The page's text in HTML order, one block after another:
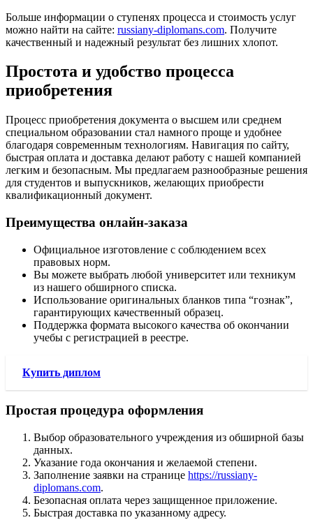
Больше информации о ступенях процесса и стоимость услуг
можно найти на сайте: russiany-diplomans.com. Получите
качественный и надежный результат без лишних хлопот.
Простота и удобство процесса
приобретения
Процесс приобретения документа о высшем или среднем
специальном образовании стал намного проще и удобнее
благодаря современным технологиям. Навигация по сайту,
быстрая оплата и доставка делают работу с нашей компанией
легким и безопасным. Мы предлагаем разнообразные решения
для студентов и выпускников, желающих приобрести
квалификационный документ.
Преимущества онлайн-заказа
Официальное изготовление с соблюдением всех
правовых норм.
Вы можете выбрать любой университет или техникум
из нашего обширного списка.
Использование оригинальных бланков типа “гознак”,
гарантирующих качественный образец.
Поддержка формата высокого качества об окончании
учебы с регистрацией в реестре.
Купить диплом
Простая процедура оформления
Выбор образовательного учреждения из обширной базы
данных.
Указание года окончания и желаемой степени.
Заполнение заявки на странице https://russiany-
diplomans.com.
Безопасная оплата через защищенное приложение.
Быстрая доставка по указанному адресу.